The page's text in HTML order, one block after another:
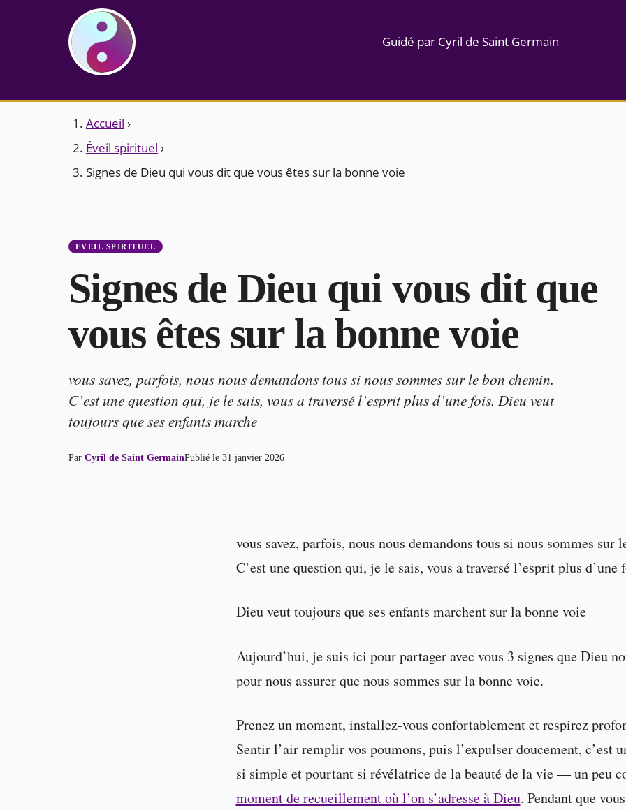
Guidé par Cyril de Saint Germain
Accueil ›
Éveil spirituel ›
Signes de Dieu qui vous dit que vous êtes sur la bonne voie
ÉVEIL SPIRITUEL
Signes de Dieu qui vous dit que
vous êtes sur la bonne voie
vous savez, parfois, nous nous demandons tous si nous sommes sur le bon chemin.
C’est une question qui, je le sais, vous a traversé l’esprit plus d’une fois. Dieu veut
toujours que ses enfants marche
Par Cyril de Saint GermainPublié le 31 janvier 2026
vous savez, parfois, nous nous demandons tous si nous sommes sur
C’est une question qui, je le sais, vous a traversé l’esprit plus
Dieu veut toujours que ses enfants marchent sur la bonne voie
Aujourd’hui, je suis ici pour partager avec vous 3 signes que Dieu
pour nous assurer que nous sommes sur la bonne voie.
Prenez un moment, installez-vous confortablement et respirez
Sentir l’air remplir vos poumons, puis l’expulser doucement, c’est
si simple et pourtant si révélatrice de la beauté de la vie — un peu
moment de recueillement où l’on s’adresse à Dieu. Pendant que